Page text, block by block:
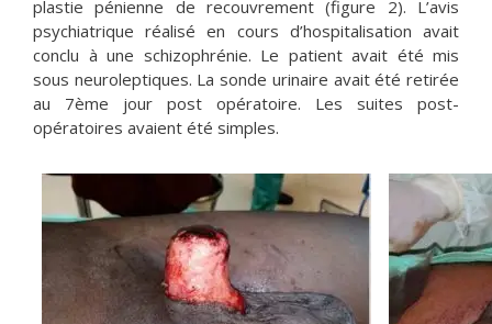
plastie pénienne de recouvrement (figure 2). L’avis
psychiatrique réalisé en cours d’hospitalisation avait
conclu à une schizophrénie. Le patient avait été mis
sous neuroleptiques. La sonde urinaire avait été retirée
au 7ème jour post opératoire. Les suites post-
opératoires avaient été simples.